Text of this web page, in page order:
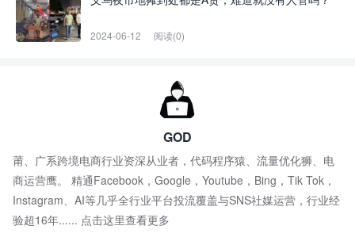
2024-06-12 阅读(0)
GOD
莆、广系跨境电商行业资深从业者，代码程序猿、流量优化狮、电
商运营鹰。 精通Facebook，Google，Youtube，Bing，Tik Tok，
Instagram、AI等几乎全行业平台投流覆盖与SNS社媒运营，行业经
验超16年...... 点击这里查看更多